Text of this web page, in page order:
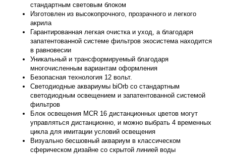
стандартным световым блоком
Изготовлен из высокопрочного, прозрачного и легкого
акрила
Гарантированная легкая очистка и уход, а благодаря
запатентованной системе фильтров экосистема находится
в равновесии
Уникальный и трансформируемый благодаря
многочисленным вариантам оформления
Безопасная технология 12 вольт.
Светодиодные аквариумы biOrb со стандартным
светодиодным освещением и запатентованной системой
фильтров
Блок освещения MCR 16 дистанционных цветов могут
управляться дистанционно, и можно выбрать 4 временных
цикла для имитации условий освещения
Визуально бесшовный аквариум в классическом
сферическом дизайне со скрытой линией воды